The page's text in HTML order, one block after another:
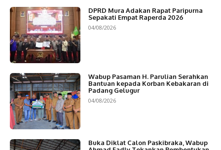
DPRD Mura Adakan Rapat Paripurna
Sepakati Empat Raperda 2026
04/08/2026
Wabup Pasaman H. Parulian Serahkan
Bantuan kepada Korban Kebakaran di
Padang Gelugur
04/08/2026
Buka Diklat Calon Paskibraka, Wabup